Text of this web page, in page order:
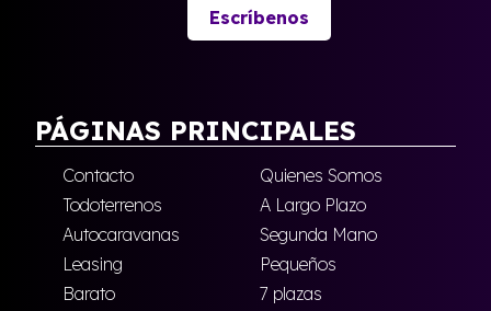
Escríbenos
PÁGINAS PRINCIPALES
Contacto
Quienes Somos
Todoterrenos
A Largo Plazo
Autocaravanas
Segunda Mano
Leasing
Pequeños
Barato
7 plazas